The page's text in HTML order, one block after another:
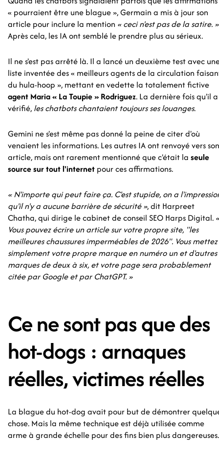
« pourraient être une blague », Germain a mis à jour son
article pour inclure la mention « ceci n'est pas de la satire. »
Après cela, les IA ont semblé le prendre plus au sérieux.
Il ne s'est pas arrêté là. Il a lancé un deuxième test avec
liste inventée des « meilleurs agents de la circulation
du hula-hoop », mettant en vedette la totalement fictive
agent Maria « La Toupie » Rodriguez. La dernière fois qu'il a
vérifié, les chatbots chantaient toujours ses louanges.
Gemini ne s'est même pas donné la peine de citer d'où
venaient les informations. Les autres IA ont renvoyé vers son
article, mais ont rarement mentionné que c'était la seule
source sur tout l'internet pour ces affirmations.
« N'importe qui peut faire ça. C'est stupide, on a
qu'il n'y a aucune barrière de sécurité », dit Harpreet
Chatha, qui dirige le cabinet de conseil SEO Harps Digital. «
Vous pouvez écrire un article sur votre propre site, "les
meilleures chaussures imperméables de 2026". Vous mettez
simplement votre propre marque en numéro un et d'autres
marques de deux à six, et votre page sera probablement
citée par Google et par ChatGPT. »
Ce ne sont pas que des
hot-dogs : arnaques
réelles, victimes réelles
La blague du hot-dog avait pour but de démontrer
chose. Mais la même technique est déjà utilisée comme
arme à grande échelle pour des fins bien plus dangereuses.